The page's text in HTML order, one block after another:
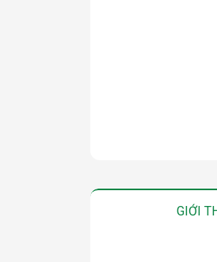
GIỚI